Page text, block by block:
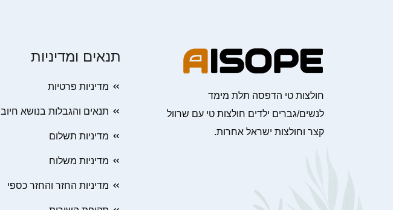
חולצות טי הדפסה תלת מימד
לנשים/גברים ילדים חולצות טי עם שרוול
קצר וחולצות ישראל אחרות.
תנאים ומדיניות
מדיניות פרטיות
תנאים והגבלות בנושא חיוב
מדיניות תשלום
מדיניות משלוח
מדיניות החזר והחזר כספי